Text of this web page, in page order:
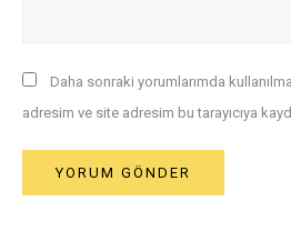
Daha sonraki yorumlarımda
adresim ve site adresim bu tarayıcıya